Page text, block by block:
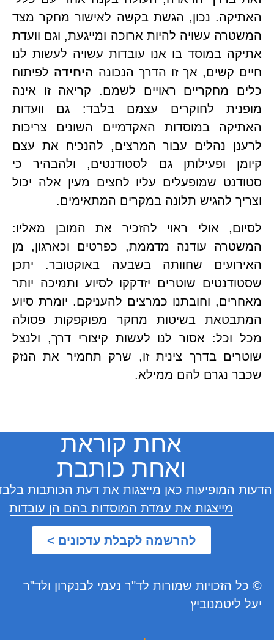
האתיקה. נכון, הגשת בקשה לאישור מחקר מצד
אתיקה במוסד בו אנו עובדות עשויה לעשות לנו
קשים, אך זו הדרך הנכונה היחידה
לפיתוח
מופנית לחוקרים עצמם בלבד: גם וועדות
האתיקה במוסדות האקדמיים השונים צריכות
לרענן נהלים עבור המרצים, להנכיח את עצם
קיומן ופעילותן גם לסטודנטים, ולהבהיר כי
סטודנט שמופעלים עליו לחצים מעין אלה יכול
להגיש תלונה במקרים המתאימים.
לסיום, אולי ראוי להזכיר את המובן מאליו:
המשטרה עודנה מדממת, כפרטים וכארגון, מן
שסטודנטים שוטרים יזדקקו לסיוע ותמיכה יותר
מאחרים, וחובתנו כמרצים להעניקם. יומרת סיוע
המתבטאת בשיטות מחקר מפוקפקות פסולה
שוטרים בדרך צינית זו, שרק תחמיר את הנזק
נגרם להם ממילא.
אחת קוראת
ואחת כותבת
המופיעות כאן מייצגות את דעת הכותבות בלבד ואינן
מייצגות את עמדת המוסדות בהם הן עובדות
להרשמה לקבלת עדכונים >
הזכויות שמורות לד"ר נעמי לבנקרון ולד"ר